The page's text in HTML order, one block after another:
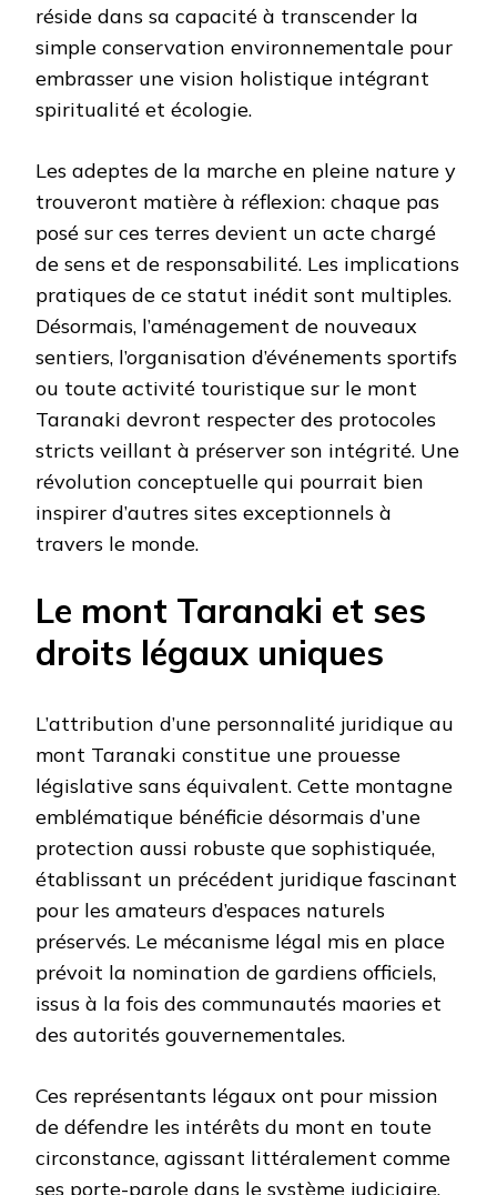
réside dans sa capacité à transcender la
simple conservation environnementale pour
embrasser une vision holistique intégrant
spiritualité et écologie.
Les adeptes de la marche en pleine nature y
trouveront matière à réflexion: chaque pas
posé sur ces terres devient un acte chargé
de sens et de responsabilité. Les implications
pratiques de ce statut inédit sont multiples.
Désormais, l’aménagement de nouveaux
sentiers, l’organisation d’événements sportifs
ou toute activité touristique sur le mont
Taranaki devront respecter des protocoles
stricts veillant à préserver son intégrité. Une
révolution conceptuelle qui pourrait bien
inspirer d’autres sites exceptionnels à
travers le monde.
Le mont Taranaki et ses
droits légaux uniques
L’attribution d’une personnalité juridique au
mont Taranaki constitue une prouesse
législative sans équivalent. Cette montagne
emblématique bénéficie désormais d’une
protection aussi robuste que sophistiquée,
établissant un précédent juridique fascinant
pour les amateurs d’espaces naturels
préservés. Le mécanisme légal mis en place
prévoit la nomination de gardiens officiels,
issus à la fois des communautés maories et
des autorités gouvernementales.
Ces représentants légaux ont pour mission
de défendre les intérêts du mont en toute
circonstance, agissant littéralement comme
ses porte-parole dans le système judiciaire.